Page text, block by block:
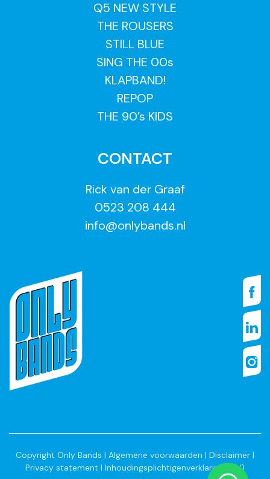
Q5 NEW STYLE
THE ROUSERS
STILL BLUE
SING THE 00s
KLAPBAND!
REPOP
THE 90’s KIDS
CONTACT
Rick van der Graaf
0523 208 444
info@onlybands.nl
Copyright Only Bands | Algemene voorwaarden | Disclaimer |
Privacy statement | Inhoudingsplichtigenverklaring (IPV)